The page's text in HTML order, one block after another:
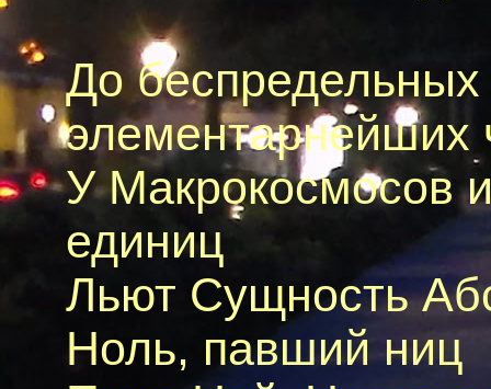
До
элементарнейших
У Макрокосмосов
единиц
Льют Сущность
Ноль, павший ниц